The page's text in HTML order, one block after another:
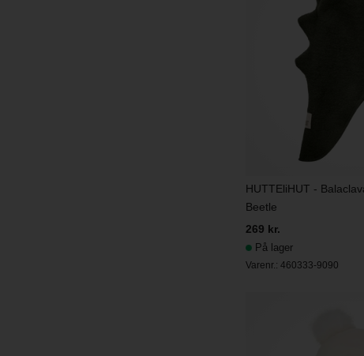
HUTTEliHUT -
Beetle
269 kr.
På lager
Varenr.:460333-9090